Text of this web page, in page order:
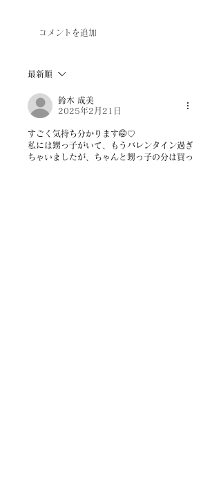
コメントを追加
最新順
鈴木 成美
2025年2月21日
すごく気持ち分かります🤭♡
私には甥っ子がいて、もうバレンタイン過ぎ
ちゃいましたが、ちゃんと甥っ子の分は買っ